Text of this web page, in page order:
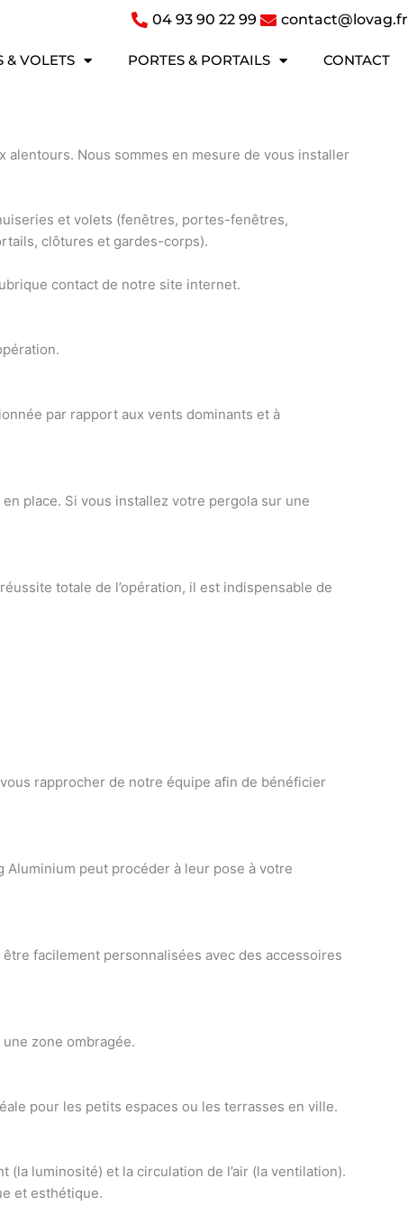
04 93 90 22 99 contact@lovag.fr
& VOLETS PORTES & PORTAILS CONTACT
alentours. Nous sommes en mesure de vous installer
et volets (fenêtres, portes-fenêtres,
clôtures et gardes-corps).
contact de notre site internet.
par rapport aux vents dominants et à
place. Si vous installez votre pergola sur une
totale de l’opération, il est indispensable de
rapprocher de notre équipe afin de bénéficier
Aluminium peut procéder à leur pose à votre
facilement personnalisées avec des accessoires
zone ombragée.
pour les petits espaces ou les terrasses en ville.
(la luminosité) et la circulation de l’air (la ventilation).
et esthétique.